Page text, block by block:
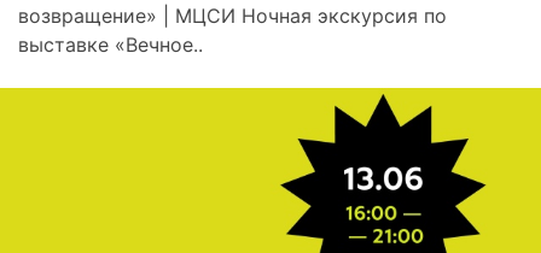
возвращение» | МЦСИ Ночная экскурсия по
выставке «Вечное..